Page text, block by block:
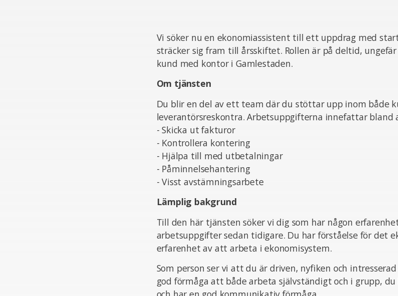
Vi söker nu en ekonomiassistent till ett uppdrag med
sträcker sig fram till årsskiftet. Rollen är på deltid, ungefär
kund med kontor i Gamlestaden.
Om tjänsten
Du blir en del av ett team där du stöttar upp inom både
leverantörsreskontra. Arbetsuppgifterna innefattar bland
- Skicka ut fakturor
- Kontrollera kontering
- Hjälpa till med utbetalningar
- Påminnelsehantering
- Visst avstämningsarbete
Lämplig bakgrund
Till den här tjänsten söker vi dig som har någon
arbetsuppgifter sedan tidigare. Du har förståelse för det
erfarenhet av att arbeta i ekonomisystem.
Som person ser vi att du är driven, nyfiken och
god förmåga att både arbeta självständigt och i grupp,